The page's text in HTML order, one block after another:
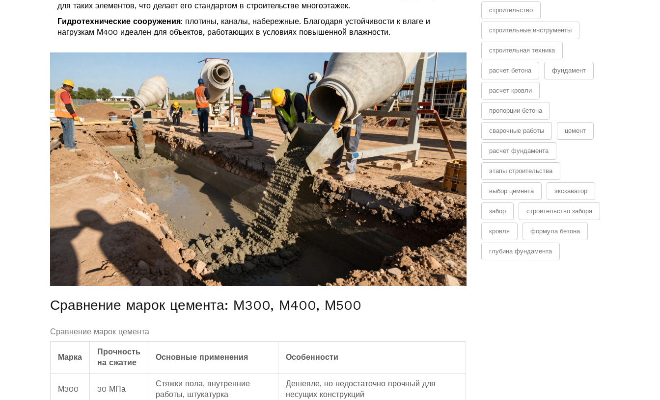
для таких элементов, что делает его стандартом в строительстве многоэтажек.
Гидротехнические сооружения: плотины, каналы, набережные. Благодаря устойчивости к влаге и
нагрузкам М400 идеален для объектов, работающих в условиях повышенной влажности.
Сравнение марок цемента: М300, М400, М500
Сравнение марок цемента
Марка
Прочность
на сжатие
Основные применения Особенности
М300 30 МПа
Стяжки пола, внутренние
работы, штукатурка
Дешевле, но недостаточно прочный для
несущих конструкций
строительство
строительные инструменты
строительная техника
расчет бетона фундамент
расчет кровли
пропорции бетона
сварочные работы цемент
расчет фундамента
этапы строительства
выбор цемента экскаватор
забор строительство забора
кровля формула бетона
глубина фундамента